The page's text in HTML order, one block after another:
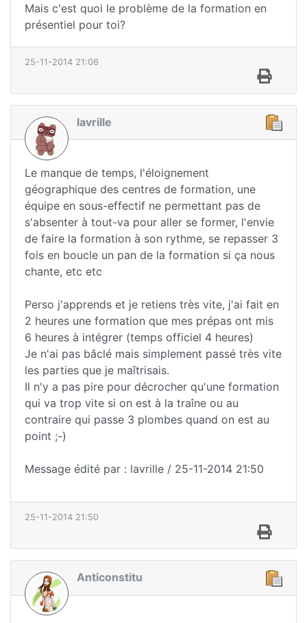
Mais c'est quoi le problème de la formation en
présentiel pour toi?
25-11-2014 21:06
lavrille
Le manque de temps, l'éloignement
géographique des centres de formation, une
équipe en sous-effectif ne permettant pas de
s'absenter à tout-va pour aller se former, l'envie
de faire la formation à son rythme, se repasser 3
fois en boucle un pan de la formation si ça nous
chante, etc etc
Perso j'apprends et je retiens très vite, j'ai fait en
2 heures une formation que mes prépas ont mis
6 heures à intégrer (temps officiel 4 heures)
Je n'ai pas bâclé mais simplement passé très vite
les parties que je maîtrisais.
Il n'y a pas pire pour décrocher qu'une formation
qui va trop vite si on est à la traîne ou au
contraire qui passe 3 plombes quand on est au
point ;-)
Message édité par : lavrille / 25-11-2014 21:50
25-11-2014 21:50
Anticonstitu